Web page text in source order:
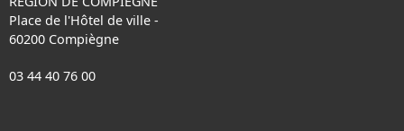
Place de l'Hôtel de ville -
60200 Compiègne
03 44 40 76 00